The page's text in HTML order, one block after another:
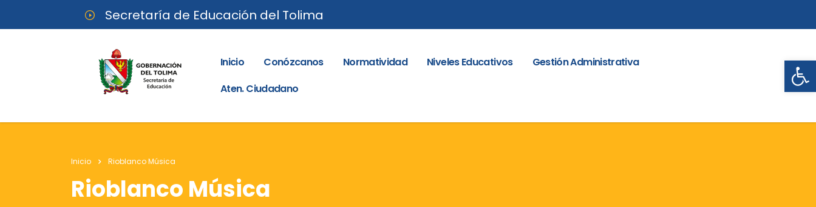
Secretaría de Educación del Tolima
Inicio Conózcanos Normatividad Niveles Educativos
Gestión Administrativa
Aten. Ciudadano
Inicio Rioblanco Música
Rioblanco Música